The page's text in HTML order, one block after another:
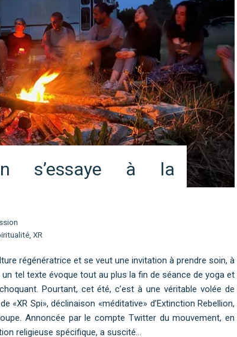
s’essaye à la
XR
régénératrice et se veut une invitation à prendre soin, à
tel texte évoque tout au plus la fin de séance de yoga et
Pourtant, cet été, c’est à une véritable volée de
«XR Spi», déclinaison «méditative» d’Extinction Rebellion,
Annoncée par le compte Twitter du mouvement, en
religieuse spécifique, a suscité…